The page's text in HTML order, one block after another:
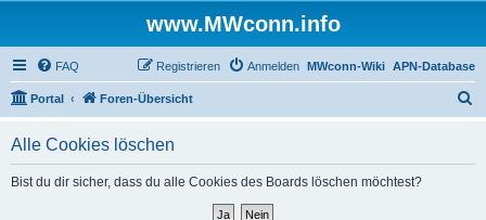
www.MWconn.info
FAQ APN-Database
MWconn-Wiki
Anmelden
Registrieren
Portal Foren-Übersicht
Alle Cookies löschen
Bist du dir sicher, dass du alle Cookies des Boards löschen möchtest?